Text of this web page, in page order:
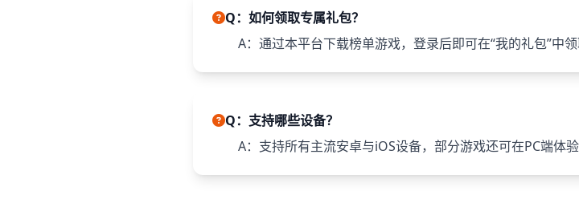
Q：如何领取专属礼包？
A：通过本平台下载榜单游戏，登录后即可在“我的礼包”中
Q：支持哪些设备？
A：支持所有主流安卓与iOS设备，部分游戏还可在PC端体验